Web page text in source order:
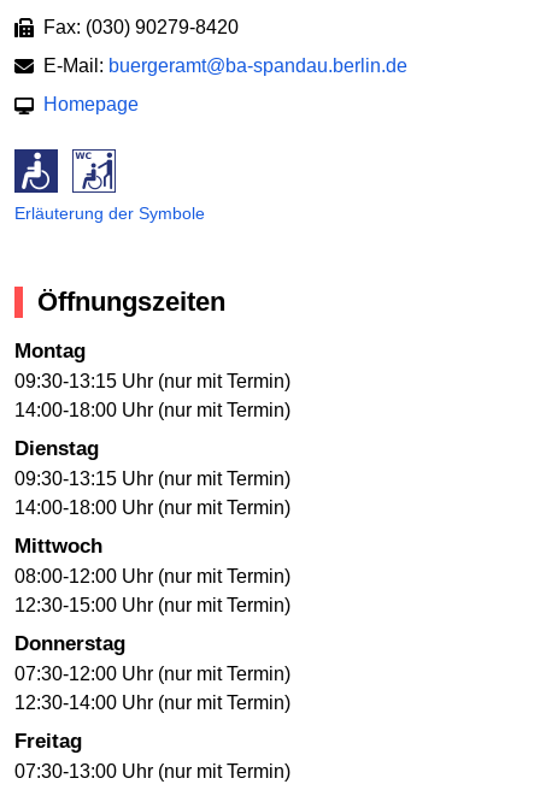
Fax: (030) 90279-8420
E-Mail: buergeramt@ba-spandau.berlin.de
Homepage
Erläuterung der Symbole
Öffnungszeiten
Montag
09:30-13:15 Uhr (nur mit Termin)
14:00-18:00 Uhr (nur mit Termin)
Dienstag
09:30-13:15 Uhr (nur mit Termin)
14:00-18:00 Uhr (nur mit Termin)
Mittwoch
08:00-12:00 Uhr (nur mit Termin)
12:30-15:00 Uhr (nur mit Termin)
Donnerstag
07:30-12:00 Uhr (nur mit Termin)
12:30-14:00 Uhr (nur mit Termin)
Freitag
07:30-13:00 Uhr (nur mit Termin)